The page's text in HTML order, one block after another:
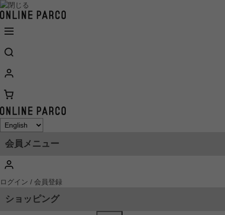
会員メニュー
ログイン / 会員登録
ショッピング